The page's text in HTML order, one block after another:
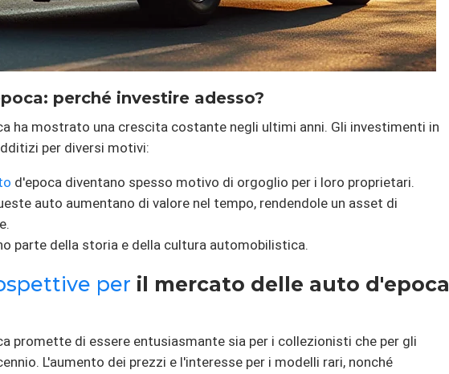
perché investire adesso?
ha mostrato una crescita costante negli ultimi anni. Gli investimenti in
per diversi motivi:
d'epoca diventano spesso motivo di orgoglio per i loro proprietari.
auto aumentano di valore nel tempo, rendendole un asset di
parte della storia e della cultura automobilistica.
per il mercato delle auto d'epoca
promette di essere entusiasmante sia per i collezionisti che per gli
L'aumento dei prezzi e l'interesse per i modelli rari, nonché